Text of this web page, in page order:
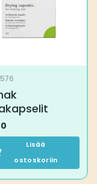
Lisää
ostoskoriin